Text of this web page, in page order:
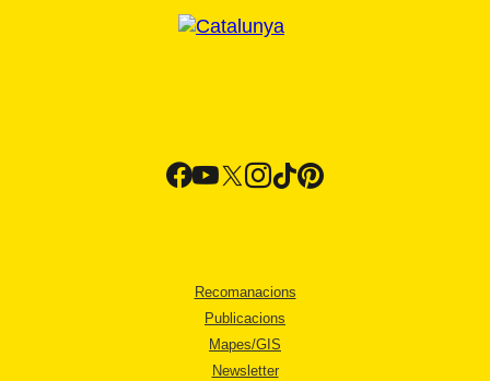
Recomanacions
Publicacions
Mapes/GIS
Newsletter